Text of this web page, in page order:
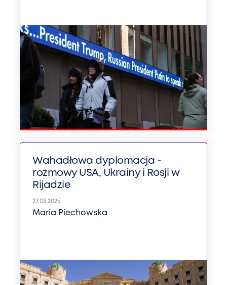
Wahadłowa dyplomacja -
rozmowy USA, Ukrainy i Rosji w
Rijadzie
27.03.2025
Maria Piechowska